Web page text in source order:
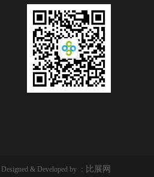
Designed & Developed by ： 比展网